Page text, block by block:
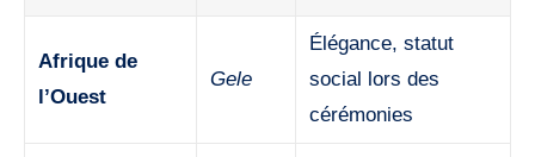
Afrique de
l’Ouest
Gele
Élégance, statut
social lors des
cérémonies